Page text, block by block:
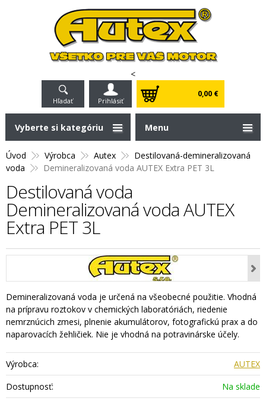
<
Hľadať Prihlásiť
0,00 €
Úvod Výrobca Autex
Destilovaná-demineralizovaná
voda
Demineralizovaná voda AUTEX Extra PET 3L
Destilovaná voda
Demineralizovaná voda AUTEX
Extra PET 3L
Demineralizovaná voda je určená na všeobecné použitie. Vhodná
na prípravu roztokov v chemických laboratóriách, riedenie
nemrznúcich zmesi, plnenie akumulátorov, fotografickú prax a do
naparovacích žehličiek. Nie je vhodná na potravinárske účely.
Výrobca:
AUTEX
Dostupnosť:
Na sklade
Vyberte si kategóriu Menu